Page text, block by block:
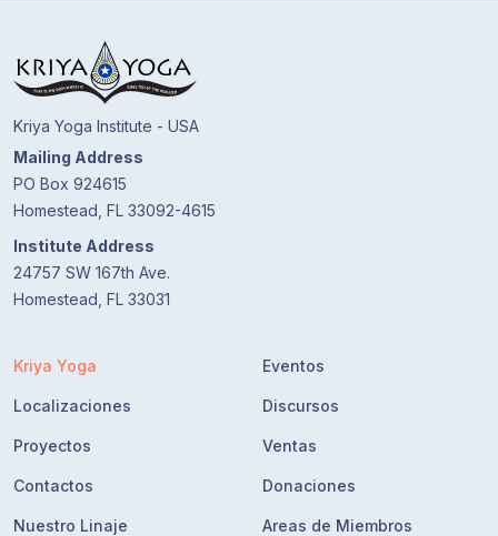
Kriya Yoga Institute - USA
Mailing Address
PO Box 924615
Homestead, FL 33092-4615
Institute Address
24757 SW 167th Ave.
Homestead, FL 33031
Kriya Yoga
Localizaciones
Proyectos
Contactos
Nuestro Linaje
Eventos
Discursos
Ventas
Donaciones
Areas de Miembros